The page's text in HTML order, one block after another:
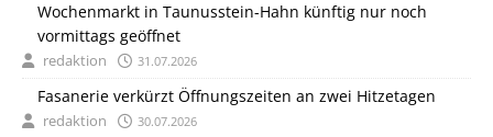
Wochenmarkt in Taunusstein-Hahn künftig nur noch
vormittags geöffnet
redaktion 31.07.2026
Fasanerie verkürzt Öffnungszeiten an zwei Hitzetagen
redaktion 30.07.2026